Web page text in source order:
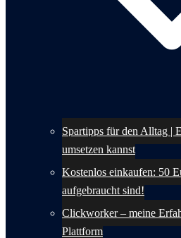
Spartipps für den Alltag |
umsetzen kannst
Kostenlos einkaufen: 50
aufgebraucht sind!
Clickworker – meine
Plattform